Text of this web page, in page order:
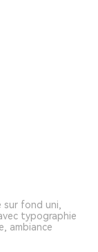
sur fond uni,
typographie
ambiance